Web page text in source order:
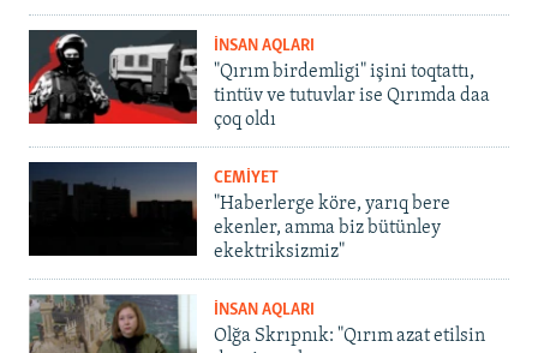
İNSAN AQLARI
"Qırım birdemligi" işini toqtattı,
tintüv ve tutuvlar ise Qırımda daa
çoq oldı
CEMİYET
"Haberlerge köre, yarıq bere
ekenler, amma biz bütünley
ekektriksizmiz"
İNSAN AQLARI
Olğa Skrıpnık: "Qırım azat etilsin